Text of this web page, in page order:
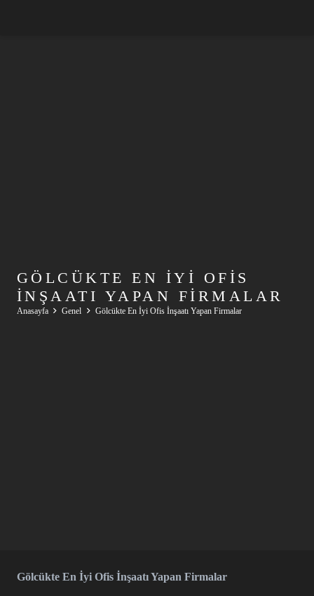
GÖLCÜKTE EN İYI OFIS
İNŞAATI YAPAN FIRMALAR
Anasayfa Genel Gölcükte En İyi Ofis İnşaatı Yapan Firmalar
Gölcükte En İyi Ofis İnşaatı Yapan Firmalar